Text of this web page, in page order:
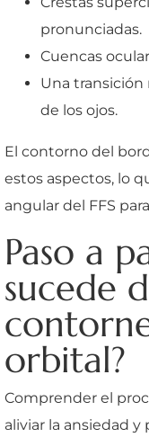
pronunciadas.
Cuencas
Una transición
de los ojos.
El contorno del
estos aspectos, lo
angular del FFS
Paso a
sucede
orbital?
Comprender el
aliviar la ansiedad y